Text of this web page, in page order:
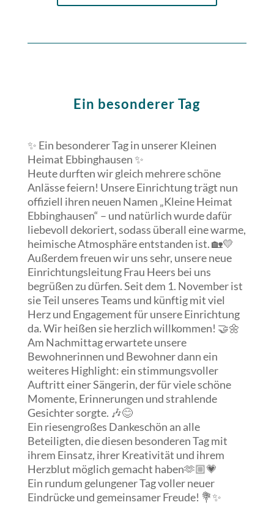
Ein besonderer Tag
✨ Ein besonderer Tag in unserer Kleinen
Heimat Ebbinghausen ✨
Heute durften wir gleich mehrere schöne
Anlässe feiern! Unsere Einrichtung trägt nun
offiziell ihren neuen Namen „Kleine Heimat
Ebbinghausen“ – und natürlich wurde dafür
liebevoll dekoriert, sodass überall eine warme,
heimische Atmosphäre entstanden ist. 🏡💛
Außerdem freuen wir uns sehr, unsere neue
Einrichtungsleitung Frau Heers bei uns
begrüßen zu dürfen. Seit dem 1. November ist
sie Teil unseres Teams und künftig mit viel
Herz und Engagement für unsere Einrichtung
da. Wir heißen sie herzlich willkommen! 🤝🌼
Am Nachmittag erwartete unsere
Bewohnerinnen und Bewohner dann ein
weiteres Highlight: ein stimmungsvoller
Auftritt einer Sängerin, der für viele schöne
Momente, Erinnerungen und strahlende
Gesichter sorgte. 🎶😊
Ein riesengroßes Dankeschön an alle
Beteiligten, die diesen besonderen Tag mit
ihrem Einsatz, ihrer Kreativität und ihrem
Herzblut möglich gemacht haben🫶🏼💗
Ein rundum gelungener Tag voller neuer
Eindrücke und gemeinsamer Freude! 💐✨